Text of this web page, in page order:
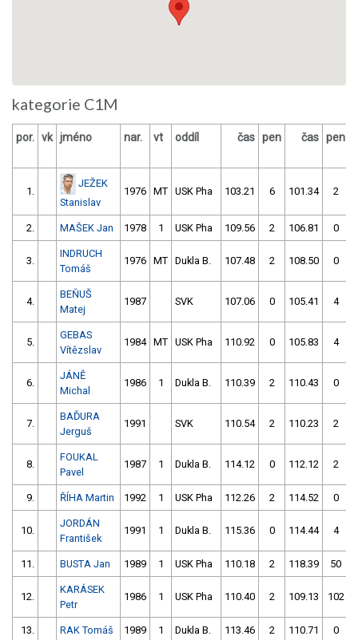
kategorie C1M
por. vk jméno nar. vt oddíl čas pen čas pen
1.
JEŽEK
Stanislav
1976 MT USK Pha 103.21 6 101.34 2
2. MAŠEK Jan 1978 1 USK Pha 109.56 2 106.81 0
3.
INDRUCH
Tomáš
1976 MT Dukla B. 107.48 2 108.50 0
4.
BEŇUŠ
Matej
1987 SVK 107.06 0 105.41 4
5.
GEBAS
Vítězslav
1984 MT USK Pha 110.92 0 105.83 4
6.
JÁNĚ
Michal
1986 1 Dukla B. 110.39 2 110.43 0
7.
BAĎURA
Jerguš
1991 SVK 110.54 2 110.23 2
8.
FOUKAL
Pavel
1987 1 Dukla B. 114.12 0 112.12 2
9. ŘÍHA Martin 1992 1 USK Pha 112.26 2 114.52 0
10.
JORDÁN
František
1991 1 Dukla B. 115.36 0 114.44 4
11. BUSTA Jan 1989 1 USK Pha 110.18 2 118.39 50
12.
KARÁSEK
Petr
1986 1 USK Pha 110.40 2 109.13 102
13. RAK Tomáš 1989 1 Dukla B. 113.46 2 110.71 0